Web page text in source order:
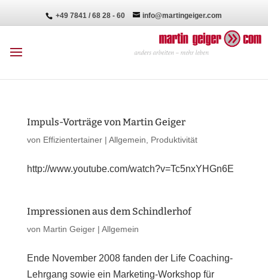
+49 7841 / 68 28 - 60 info@martingeiger.com
Impuls-Vorträge von Martin Geiger
von Effizientertainer| Allgemein Produktivität
http://www.youtube.com/watch?v=Tc5nxYHGn6E
Impressionen aus dem Schindlerhof
von Martin Geiger| Allgemein
Ende November 2008 fanden der Life Coaching-
Lehrgang sowie ein Marketing-Workshop für